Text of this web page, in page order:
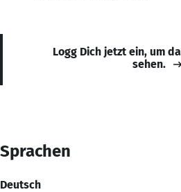
Logg Dich jetzt ein, um
sehen.
Sprachen
Deutsch